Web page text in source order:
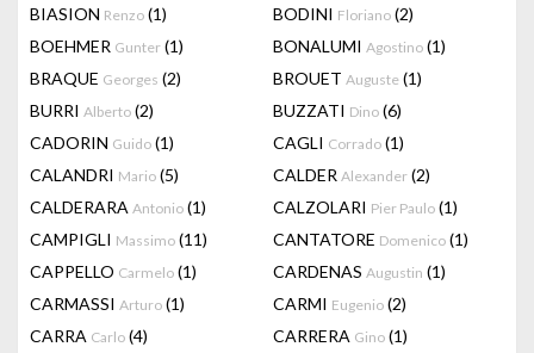
BIASION Renzo (1) BODINI Floriano (2)
BOEHMER Gunter (1) BONALUMI Agostino (1)
BRAQUE Georges (2) BROUET Auguste (1)
BURRI Alberto (2) BUZZATI Dino (6)
CADORIN Guido (1) CAGLI Corrado (1)
CALANDRI Mario (5) CALDER Alexander (2)
CALDERARA Antonio (1) CALZOLARI Pier Paulo (1)
CAMPIGLI Massimo (11) CANTATORE Domenico (1)
CAPPELLO Carmelo (1) CARDENAS Augustin (1)
CARMASSI Arturo (1) CARMI Eugenio (2)
CARRA Carlo (4) CARRERA Gino (1)